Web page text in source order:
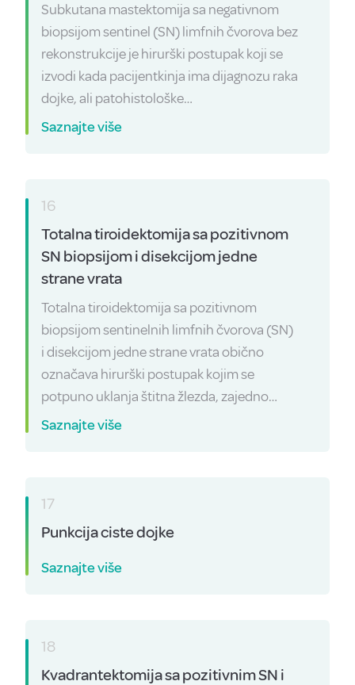
Subkutana mastektomija sa negativnom
biopsijom sentinel (SN) limfnih čvorova bez
rekonstrukcije je hirurški postupak koji se
izvodi kada pacijentkinja ima dijagnozu raka
dojke, ali patohistološke…
Saznajte više
16
Totalna tiroidektomija sa pozitivnom
SN biopsijom i disekcijom jedne
strane vrata
Totalna tiroidektomija sa pozitivnom
biopsijom sentinelnih limfnih čvorova (SN)
i disekcijom jedne strane vrata obično
označava hirurški postupak kojim se
potpuno uklanja štitna žlezda, zajedno…
Saznajte više
17
Punkcija ciste dojke
Saznajte više
18
Kvadrantektomija sa pozitivnim SN i